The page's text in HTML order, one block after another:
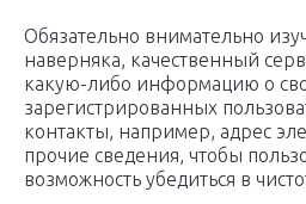
Обязательно внимательно
наверняка, качественный
какую-либо информацию о
зарегистрированных
контакты, например, адрес
прочие сведения, чтобы
возможность убедиться в